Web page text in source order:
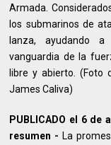
Armada.
los submarinos de
lanza, ayudando
vanguardia de la
libre y abierto. (Foto
James Caliva)
PUBLICADO el 6 de
resumen - La